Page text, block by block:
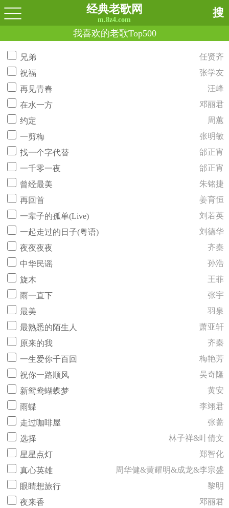
经典老歌网
m.8z4.com
搜
我喜欢的老歌Top500
兄弟
任贤齐
祝福
张学友
再见青春
汪峰
在水一方
邓丽君
约定
周蕙
一剪梅
张明敏
找一个字代替
邰正宵
一千零一夜
邰正宵
曾经最美
朱铭捷
再回首
姜育恒
一辈子的孤单(Live)
刘若英
一起走过的日子(粤语)
刘德华
夜夜夜夜
齐秦
中华民谣
孙浩
旋木
王菲
雨一直下
张宇
最美
羽泉
最熟悉的陌生人
萧亚轩
原来的我
齐秦
一生爱你千百回
梅艳芳
祝你一路顺风
吴奇隆
新鸳鸯蝴蝶梦
黄安
雨蝶
李翊君
走过咖啡屋
张蔷
选择
林子祥&叶倩文
星星点灯
郑智化
真心英雄
周华健&黄耀明&成龙&李宗盛
眼睛想旅行
黎明
夜来香
邓丽君